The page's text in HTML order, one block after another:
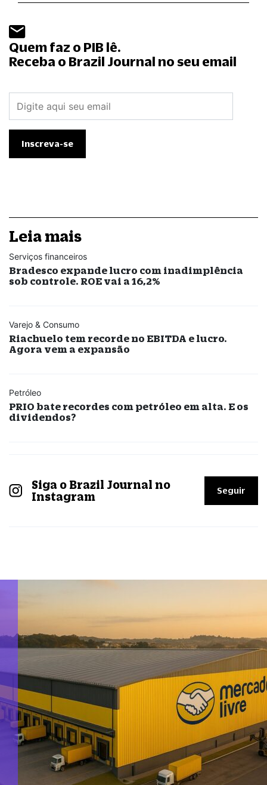
Quem faz o PIB lê.
Receba o Brazil Journal no seu email
Leia mais
Serviços financeiros
Bradesco expande lucro com inadimplência
sob controle. ROE vai a 16,2%
Varejo & Consumo
Riachuelo tem recorde no EBITDA e lucro.
Agora vem a expansão
Petróleo
PRIO bate recordes com petróleo em alta. E os
dividendos?
Siga o Brazil Journal no
Instagram
Seguir